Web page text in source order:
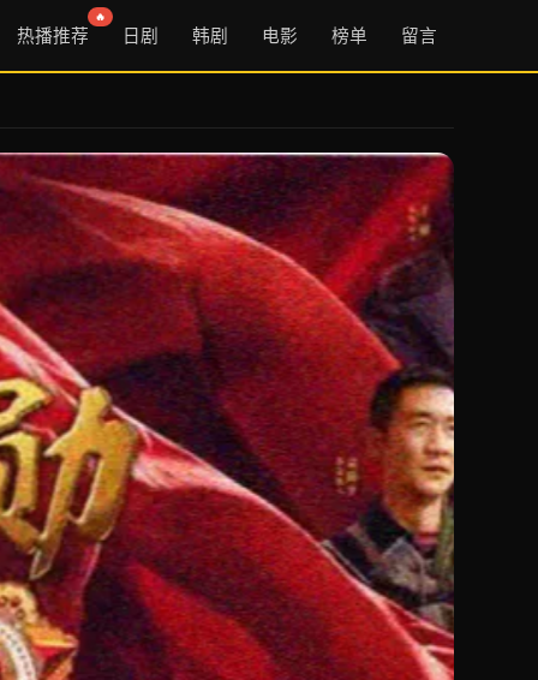
热播推荐
🔥
日剧 韩剧 电影 榜单 留言